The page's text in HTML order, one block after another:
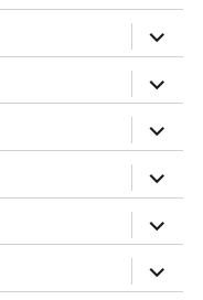
ouvrir
sous-
menu
ouvrir
sous-
menu
ouvrir
le
sous-
menu
ouvrir
sous-
menu
ouvrir
sous-
menu
ouvrir
sous-